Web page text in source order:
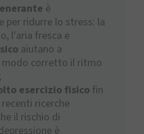
è
per ridurre lo stress: la
l'aria fresca e
aiutano a
modo corretto il ritmo
esercizio fisicofin
ricerche
il rischio di
è